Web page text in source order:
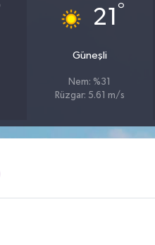
21 °
Güneşli
Nem: %31
Rüzgar: 5.61 m/s